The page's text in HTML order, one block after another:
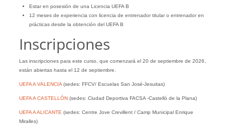
Estar en posesión de una Licencia UEFA B
12 meses de experiencia con licencia de entrenador titular o entrenador en
prácticas desde la obtención del UEFA B
Inscripciones
Las inscripciones para este curso, que comenzará el 20 de septiembre de 2026,
están abiertas hasta el 12 de septiembre.
UEFA A VALENCIA(sedes: FFCV/ Escuelas San José-Jesuitas)
UEFA A CASTELLÓN(sedes: Ciudad Deportiva FACSA -Castelló de la Plana)
UEFA A ALICANTE (sedes: Centre Jove Crevillent / Camp Municipal Enrique
Miralles)